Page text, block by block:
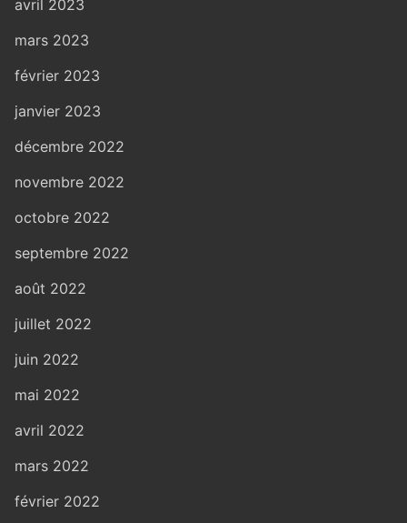
avril 2023
mars 2023
février 2023
janvier 2023
décembre 2022
novembre 2022
octobre 2022
septembre 2022
août 2022
juillet 2022
juin 2022
mai 2022
avril 2022
mars 2022
février 2022